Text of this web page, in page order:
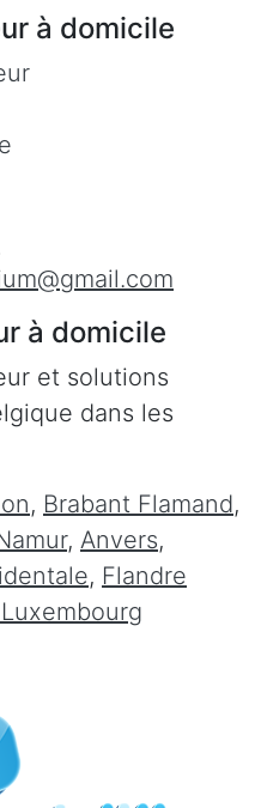
à domicile
à domicile
et solutions
dans les
, Brabant Flamand,
, Anvers,
, Flandre